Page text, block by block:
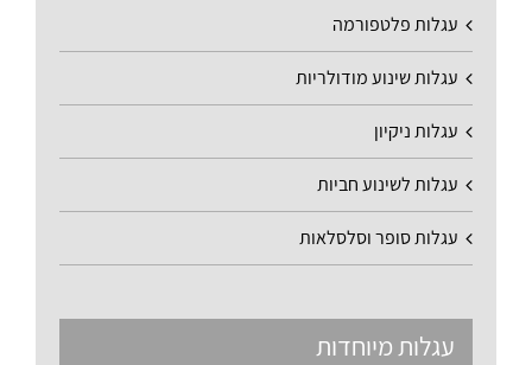
עגלות פלטפורמה
עגלות שינוע מודולריות
עגלות ניקיון
עגלות לשינוע חביות
עגלות סופר וסלסלאות
עגלות מיוחדות